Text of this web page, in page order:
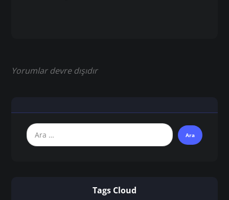
Yorumlar devre dışıdır
Tags Cloud